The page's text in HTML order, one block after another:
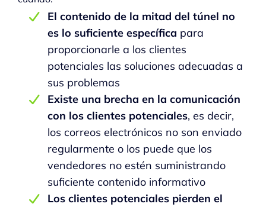
El contenido de la mitad del túnel no
es lo suficiente específica para
proporcionarle a los clientes
potenciales las soluciones adecuadas a
sus problemas
Existe una brecha en la comunicación
con los clientes potenciales, es decir,
los correos electrónicos no son enviado
regularmente o los puede que los
vendedores no estén suministrando
suficiente contenido informativo
Los clientes potenciales pierden el